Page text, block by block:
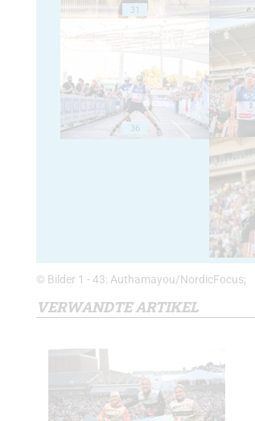
31
36
© Bilder 1 - 43: Authamayou/NordicFocus;
VERWANDTE ARTIKEL